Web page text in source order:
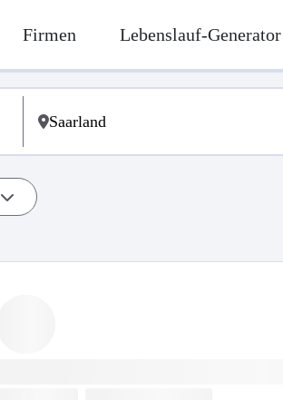
Firmen Lebenslauf-Generator